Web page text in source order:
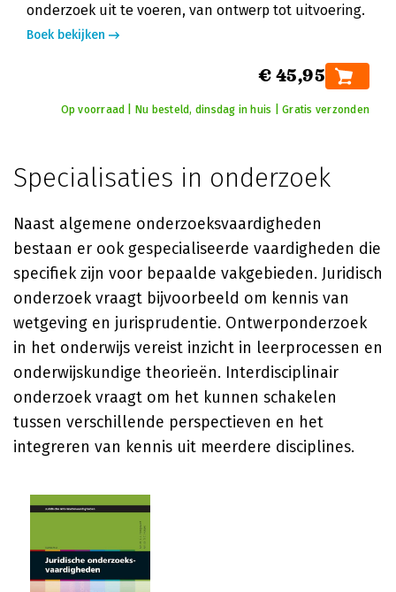
onderzoek uit te voeren, van ontwerp tot uitvoering.
Boek bekijken
€ 45,95
Op voorraad | Nu besteld, dinsdag in huis | Gratis verzonden
Specialisaties in onderzoek
Naast algemene onderzoeksvaardigheden
bestaan er ook gespecialiseerde vaardigheden die
specifiek zijn voor bepaalde vakgebieden. Juridisch
onderzoek vraagt bijvoorbeeld om kennis van
wetgeving en jurisprudentie. Ontwerponderzoek
in het onderwijs vereist inzicht in leerprocessen en
onderwijskundige theorieën. Interdisciplinair
onderzoek vraagt om het kunnen schakelen
tussen verschillende perspectieven en het
integreren van kennis uit meerdere disciplines.